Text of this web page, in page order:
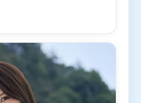
音等联袂出演。影片于